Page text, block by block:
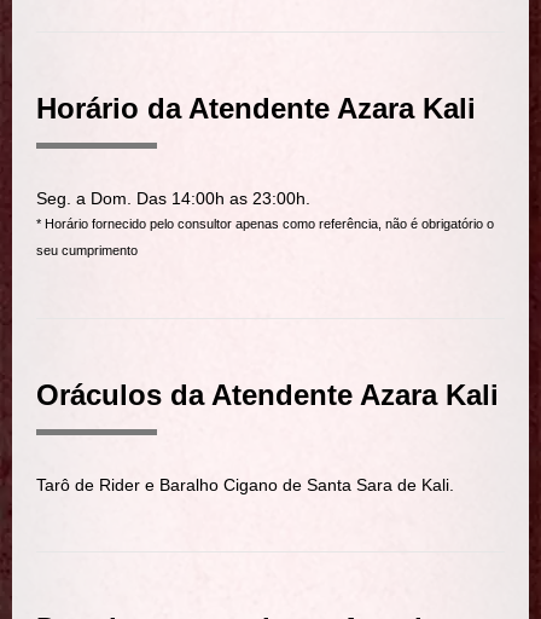
Horário da Atendente Azara Kali
Seg. a Dom. Das 14:00h as 23:00h.
* Horário fornecido pelo consultor apenas como referência, não é obrigatório o
seu cumprimento
Oráculos da Atendente Azara Kali
Tarô de Rider e Baralho Cigano de Santa Sara de Kali.